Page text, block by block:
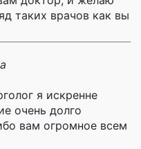
таких врачов как вы
я искренне
очень долго
вам огромное всем